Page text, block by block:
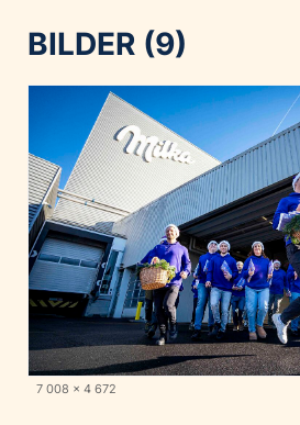
BILDER (9)
7 008 x 4 672